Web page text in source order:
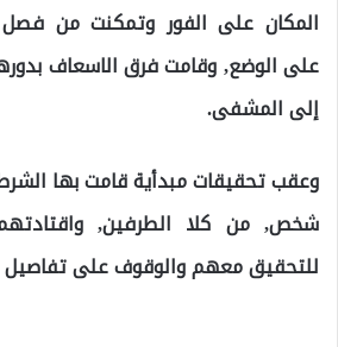
المكان على الفور وتمكنت من فصل
على الوضع, وقامت فرق الاسعاف
إلى المشفى.
شخص, من كلا الطرفين,
للتحقيق معهم والوقوف على تفاصيل